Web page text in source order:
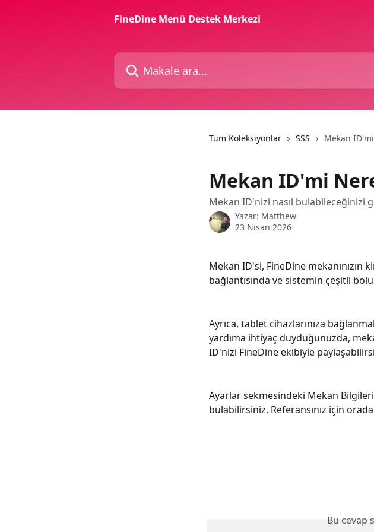
FineDine Menü Destek Merkezi
Makale ara...
Tüm Koleksiyonlar SSS Mekan
Mekan ID'mi
Mekan ID'nizi nasıl bulabileceğinizi
Yazar: Matthew
23 Nisan 2026
Mekan ID'si, FineDine mekanınızın
bağlantısında ve sistemin çeşitli
Ayrıca, tablet cihazlarınıza
yardıma ihtiyaç duyduğunuzda,
ID'nizi FineDine ekibiyle
Ayarlar sekmesindeki Mekan
bulabilirsiniz. Referansınız için
Bu cevap